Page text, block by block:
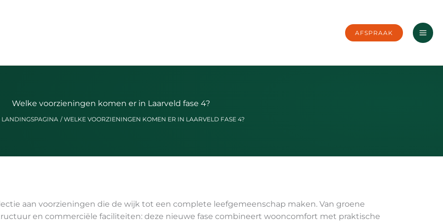
AFSPRAAK
Welke voorzieningen komen er in Laarveld fase 4?
LANDINGSPAGINA WELKE VOORZIENINGEN KOMEN ER IN LAARVELD FASE 4?
aan voorzieningen die de wijk tot een complete leefgemeenschap maken. Van groene
en commerciële faciliteiten: deze nieuwe fase combineert wooncomfort met praktische